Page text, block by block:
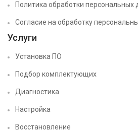
Политика обработки персональных
Согласие на обработку
Услуги
Установка ПО
Подбор комплектующих
Диагностика
Настройка
Восстановление